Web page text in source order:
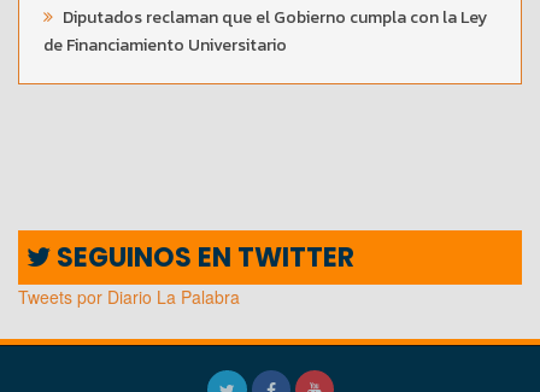
Diputados reclaman que el Gobierno cumpla con la Ley
de Financiamiento Universitario
SEGUINOS EN TWITTER
Tweets por Diario La Palabra